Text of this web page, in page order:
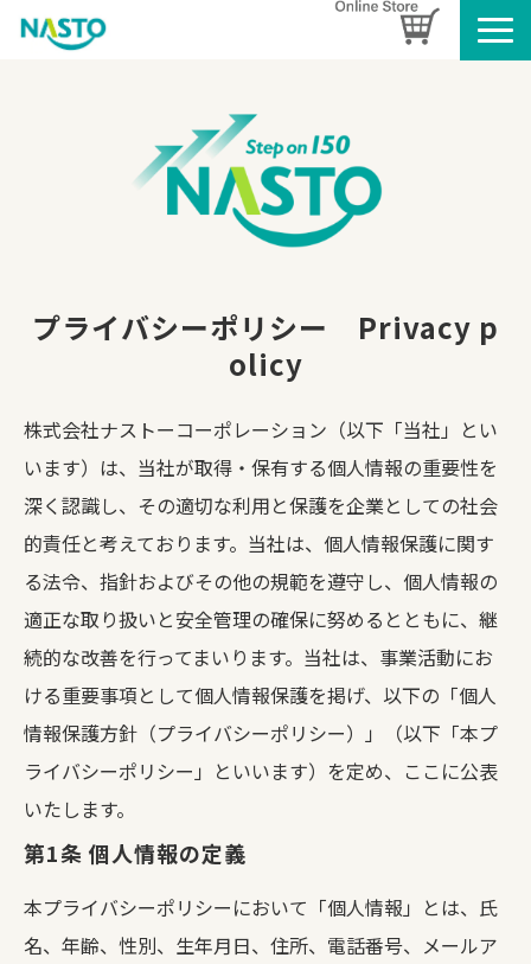
製品情報
お知らせ
ブログ
名入れタオルのご案内
SDGsへの取り組み
プライバシーポリシー　Privacy p
olicy
株式会社ナストーコーポレーション（以下「当社」とい
います）は、当社が取得・保有する個人情報の重要性を
深く認識し、その適切な利用と保護を企業としての社会
的責任と考えております。当社は、個人情報保護に関す
る法令、指針およびその他の規範を遵守し、個人情報の
適正な取り扱いと安全管理の確保に努めるとともに、継
続的な改善を行ってまいります。当社は、事業活動にお
ける重要事項として個人情報保護を掲げ、以下の「個人
情報保護方針（プライバシーポリシー）」（以下「本プ
ライバシーポリシー」といいます）を定め、ここに公表
いたします。
第1条 個人情報の定義
本プライバシーポリシーにおいて「個人情報」とは、氏
名、年齢、性別、生年月日、住所、電話番号、メールア